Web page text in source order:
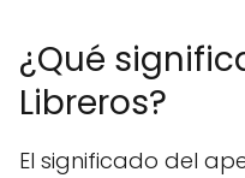
¿Qué
Libreros?
El significado del